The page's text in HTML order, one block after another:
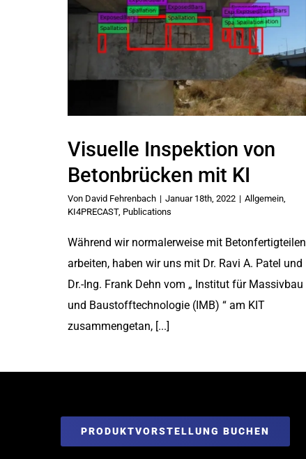
Visuelle Inspektion von
Betonbrücken mit KI
Von David Fehrenbach | Januar 18th, 2022 | Allgemein
KI4PRECAST, Publications
Während wir normalerweise mit Betonfertigteilen
arbeiten, haben wir uns mit Dr. Ravi A. Patel und
Dr.-Ing. Frank Dehn vom „ Institut für Massivbau
und Baustofftechnologie (IMB) “ am KIT
zusammengetan, [...]
PRODUKTVORSTELLUNG BUCHEN